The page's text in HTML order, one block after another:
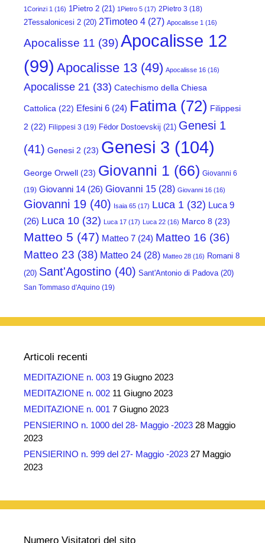
1Corinzi 1 (16) 1Pietro 2 (21) 1Pietro 5 (17) 2Pietro 3 (18)
2Tessalonicesi 2 (20) 2Timoteo 4 (27) Apocalisse 1 (16)
Apocalisse 11 (39)Apocalisse 12
(99) Apocalisse 13 (49) Apocalisse 16 (16)
Apocalisse 21 (33) Catechismo della Chiesa
Cattolica (22) Efesini 6 (24) Fatima(72) Filippesi
2 (22) Filippesi 3 (19) Fëdor Dostoevskij (21) Genesi 1
(41) Genesi 2 (23) Genesi 3 (104)
George Orwell (23) Giovanni 1 (66) Giovanni 6
(19) Giovanni 14 (26) Giovanni 15 (28) Giovanni 16 (16)
Giovanni 19 (40) Isaia 65 (17) Luca 1 (32) Luca 9
(26) Luca 10 (32) Luca 17 (17) Luca 22 (16) Marco 8 (23)
Matteo 5 (47) Matteo 7 (24) Matteo 16 (36)
Matteo 23 (38) Matteo 24 (28) Matteo 28 (16) Romani 8
(20) Sant'Agostino (40) Sant'Antonio di Padova(20)
San Tommaso d'Aquino (19)
Articoli recenti
MEDITAZIONE n. 003 19 Giugno 2023
MEDITAZIONE n. 002 11 Giugno 2023
MEDITAZIONE n. 001 7 Giugno 2023
PENSIERINO n. 1000 del 28- Maggio -2023 28 Maggio
2023
PENSIERINO n. 999 del 27- Maggio -2023 27 Maggio
2023
Numero Visitatori del sito